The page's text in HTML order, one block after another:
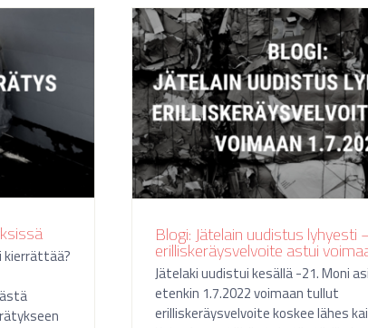
kierrättää?
Blogi: Jätelain uudistus lyhyesti
erilliskeräysvelvoite astui
Jätelaki uudistui kesällä -21. Moni
etenkin 1.7.2022 voimaan tullut
erilliskeräysvelvoite koskee lähes